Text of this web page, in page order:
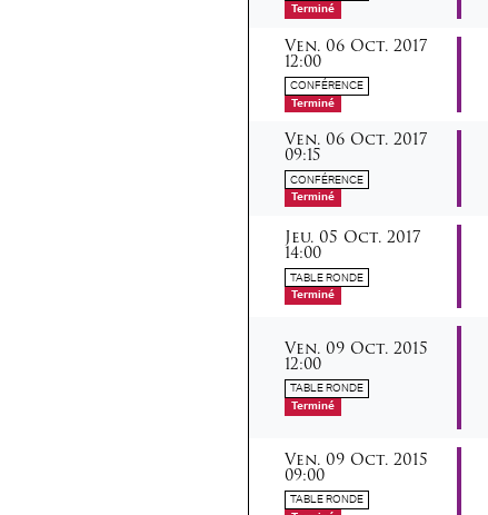
Terminé
vendredi
Ven. 06 octobre
Oct. 2017
12:00
CONFÉRENCE
Terminé
vendredi
Ven. 06 octobre
Oct. 2017
09:15
CONFÉRENCE
Terminé
jeudi
Jeu. 05 octobre
Oct. 2017
14:00
TABLE RONDE
Terminé
vendredi
Ven. 09 octobre
Oct. 2015
12:00
TABLE RONDE
Terminé
vendredi
Ven. 09 octobre
Oct. 2015
09:00
TABLE RONDE